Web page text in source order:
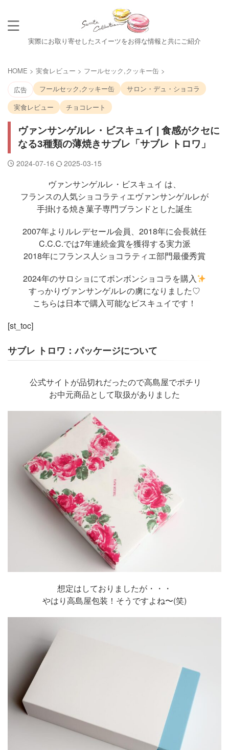
実際にお取り寄せしたスイーツをお得な情報と共にご紹介
HOME > 実食レビュー > フールセック,クッキー缶 >
広告
フールセック,クッキー缶
サロン・デュ・ショコラ
実食レビュー
チョコレート
ヴァンサンゲルレ・ビスキュイ | 食感がクセに
なる3種類の薄焼きサブレ「サブレ トロワ」
2024-07-16 2025-03-15
ヴァンサンゲルレ・ビスキュイ は、
フランスの人気ショコラティエヴァンサンゲルレが
手掛ける焼き菓子専門ブランドとした誕生
2007年よりルレデセール会員、2018年に会長就任
C.C.C.では7年連続金賞を獲得する実力派
2018年にフランス人ショコラティエ部門最優秀賞
2024年のサロショにてボンボンショコラを購入
すっかりヴァンサンゲルレの虜になりました♡
こちらは日本で購入可能なビスキュイです！
[st_toc]
サブレ トロワ：パッケージについて
公式サイトが品切れだったので高島屋でポチリ
お中元商品として取扱がありました
想定はしておりましたが・・・
やはり高島屋包装！そうですよね〜(笑)